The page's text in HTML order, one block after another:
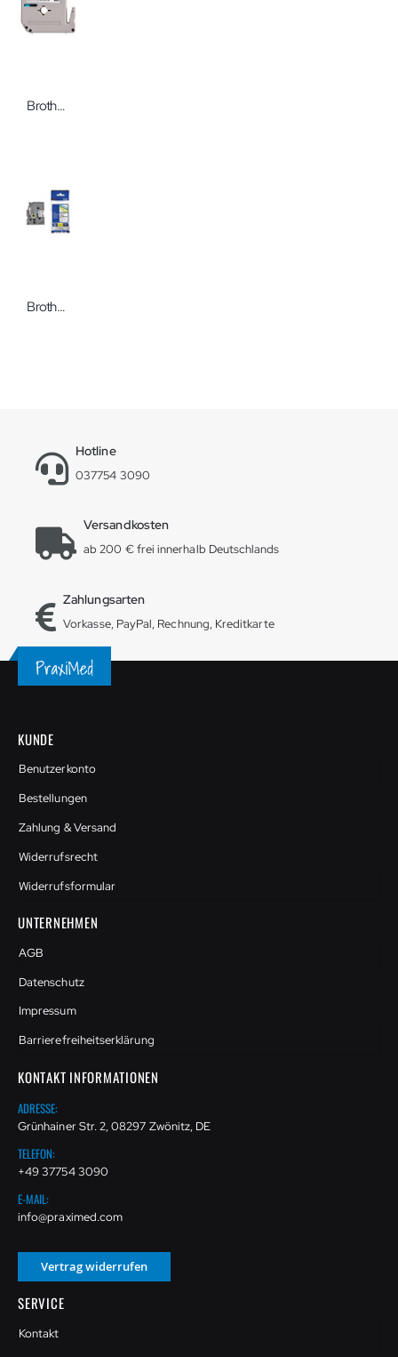
Brother Schriftbandkassette P-touch M-K231S
Brother Schriftbandkassette P-touch TZe-251
Hotline
037754 3090
Versandkosten
ab 200 € frei innerhalb Deutschlands
Zahlungsarten
Vorkasse, PayPal, Rechnung, Kreditkarte
KUNDE
Benutzerkonto
Bestellungen
Zahlung & Versand
Widerrufsrecht
Widerrufsformular
UNTERNEHMEN
AGB
Datenschutz
Impressum
Barrierefreiheitserklärung
KONTAKT INFORMATIONEN
ADRESSE:
Grünhainer Str. 2, 08297 Zwönitz, DE
TELEFON:
+49 37754 3090
E-MAIL:
info@praximed.com
Vertrag widerrufen
SERVICE
Kontakt